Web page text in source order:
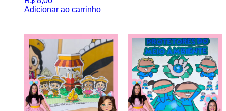
Adicionar ao carrinho